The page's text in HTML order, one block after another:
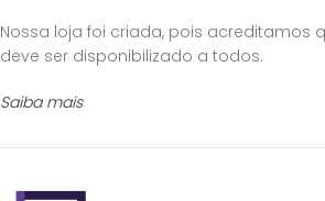
Nossa loja foi criada, pois acreditamos
deve ser disponibilizado a todos.
Saiba mais